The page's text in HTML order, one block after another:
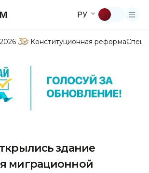
РУ
Конституционная реформа
здание
миграционной